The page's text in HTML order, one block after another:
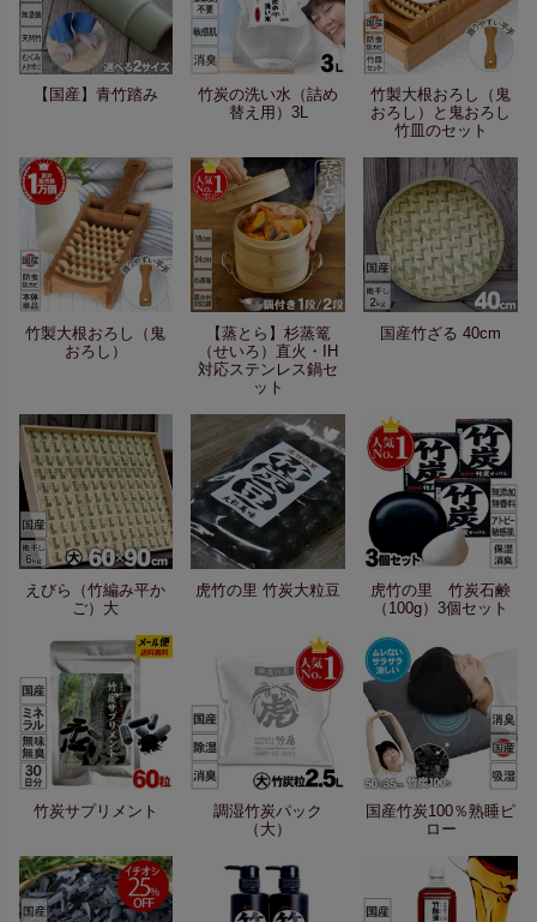
【国産】青竹踏み
竹炭の洗い水（詰め
替え用）3L
竹製大根おろし（鬼
おろし）と鬼おろし
竹皿のセット
竹製大根おろし（鬼
おろし）
【蒸とら】杉蒸篭
（せいろ）直火・IH
対応ステンレス鍋セ
ット
国産竹ざる 40cm
えびら（竹編み平か
ご）大
虎竹の里 竹炭大粒豆
虎竹の里 竹炭石鹸
（100g）3個セット
竹炭サプリメント
調湿竹炭パック
（大）
国産竹炭100％熟睡ピ
ロー